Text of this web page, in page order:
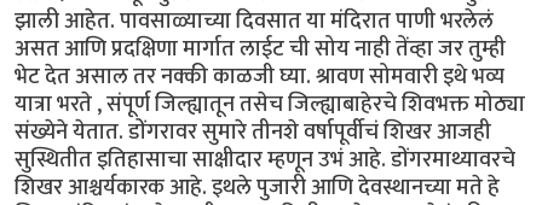
झाली आहेत. पावसाळ्याच्या दिवसात या मंदिरात पाणी भरलेलं
असत आणि प्रदक्षिणा मार्गात लाईट ची सोय नाही तेंव्हा जर तुम्ही
भेट देत असाल तर नक्की काळजी घ्या. श्रावण सोमवारी इथे भव्य
यात्रा भरते , संपूर्ण जिल्ह्यातून तसेच जिल्ह्याबाहेरचे शिवभक्त मोठ्या
संख्येने येतात. डोंगरावर सुमारे तीनशे वर्षापूर्वीचं शिखर आजही
सुस्थितीत इतिहासाचा साक्षीदार म्हणून उभं आहे. डोंगरमाथ्यावरचे
शिखर आश्चर्यकारक आहे. इथले पुजारी आणि देवस्थानच्या मते हे